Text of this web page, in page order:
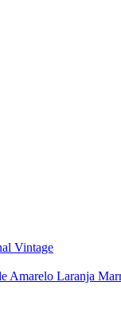
Vintage
Amarelo Laranja